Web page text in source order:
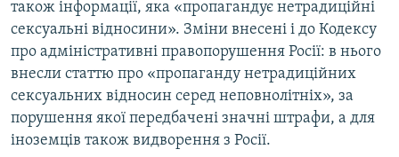
також інформації, яка «пропагандує нетрадиційні
сексуальні відносини». Зміни внесені і до Кодексу
про адміністративні правопорушення Росії: в нього
внесли статтю про «пропаганду нетрадиційних
сексуальних відносин серед неповнолітніх», за
порушення якої передбачені значні штрафи, а для
іноземців також видворення з Росії.